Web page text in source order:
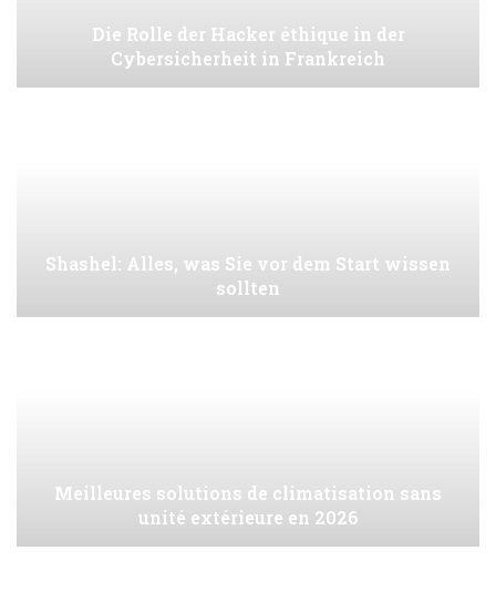
Die Rolle der Hacker éthique in der
Cybersicherheit in Frankreich
Shashel: Alles, was Sie vor dem Start wissen
sollten
Meilleures solutions de climatisation sans
unité extérieure en 2026